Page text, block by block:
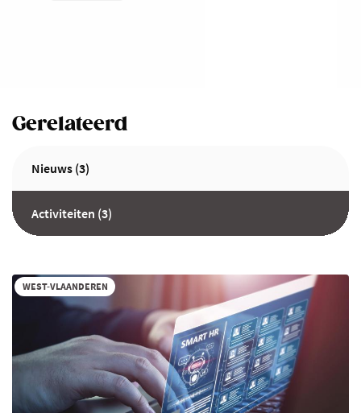
Gerelateerd
Nieuws (3)
Activiteiten (3)
WEST-VLAANDEREN